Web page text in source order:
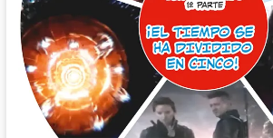
una
era
2º
Parte